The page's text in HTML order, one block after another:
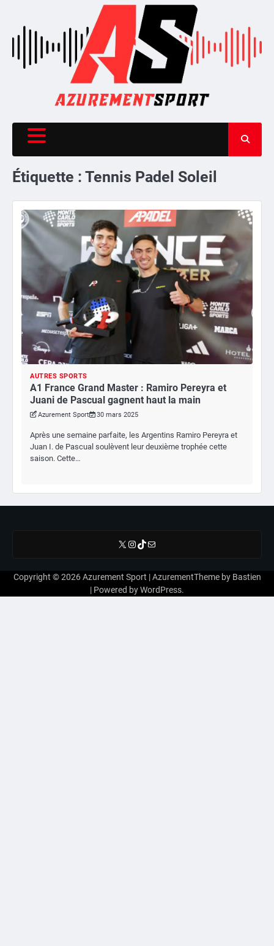
content
Étiquette : Tennis Padel Soleil
AUTRES SPORTS
A1 France Grand Master : Ramiro Pereyra et
Juani de Pascual gagnent haut la main
Azurement Sport 30 mars 2025
Après une semaine parfaite, les Argentins Ramiro Pereyra et
Juan I. de Pascual soulèvent leur deuxième trophée cette
saison. Cette…
X Instagram
TikTok
E-mail
Copyright © 2026Azurement Sport | AzurementTheme by Bastien
| Powered byWordPress.